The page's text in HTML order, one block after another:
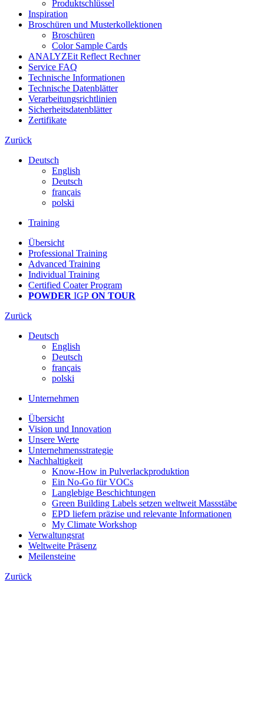
Produktschlüssel
Inspiration
Broschüren und Musterkollektionen
Broschüren
Color Sample Cards
ANALYZEit Reflect Rechner
Service FAQ
Technische Informationen
Technische Datenblätter
Verarbeitungsrichtlinien
Sicherheitsdatenblätter
Zertifikate
Zurück
Deutsch
English
Deutsch
français
polski
Training
Übersicht
Professional Training
Advanced Training
Individual Training
Certified Coater Program
POWDER IGP ON TOUR
Zurück
Deutsch
English
Deutsch
français
polski
Unternehmen
Übersicht
Vision und Innovation
Unsere Werte
Unternehmensstrategie
Nachhaltigkeit
Know-How in Pulverlackproduktion
Ein No-Go für VOCs
Langlebige Beschichtungen
Green Building Labels setzen weltweit Massstäbe
EPD liefern präzise und relevante Informationen
My Climate Workshop
Verwaltungsrat
Weltweite Präsenz
Meilensteine
Zurück